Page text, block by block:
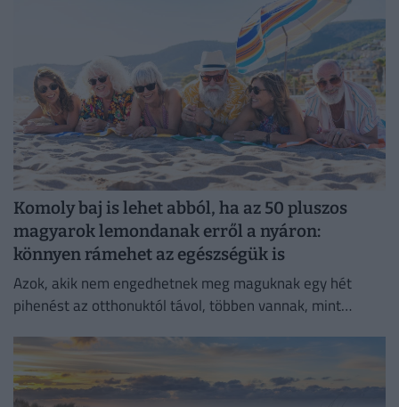
Komoly baj is lehet abból, ha az 50 pluszos
magyarok lemondanak erről a nyáron:
könnyen rámehet az egészségük is
Azok, akik nem engedhetnek meg maguknak egy hét
pihenést az otthonuktól távol, többen vannak, mint